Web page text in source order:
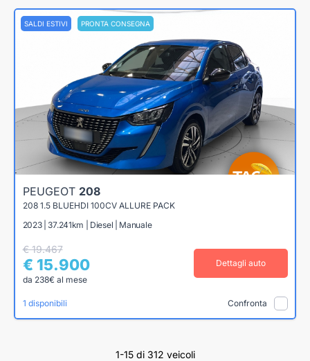
SALDI ESTIVI PRONTA CONSEGNA
PEUGEOT 208
208 1.5 BLUEHDI 100CV ALLURE PACK
2023 | 37.241km | Diesel | Manuale
€ 19.467
€ 15.900
da 238€ al mese
Dettagli auto
1 disponibili Confronta
1-15 di 312 veicoli